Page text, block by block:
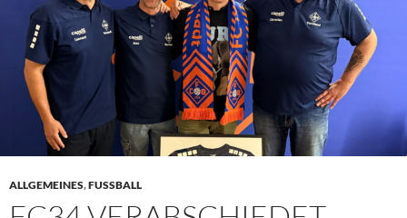
ALLGEMEINES,FUSSBALL